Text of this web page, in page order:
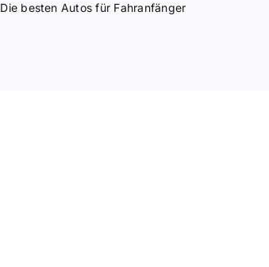
Die besten Autos für Fahranfänger